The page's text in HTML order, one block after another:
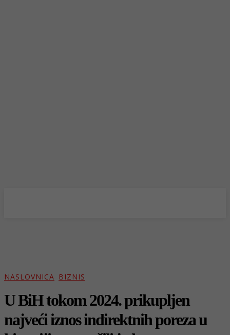
NASLOVNICA BIZNIS
U BiH tokom 2024. prikupljen
najveći iznos indirektnih poreza u